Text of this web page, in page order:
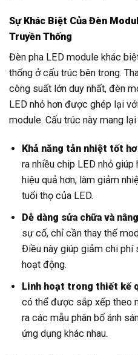
Sự Khác Biệt Của Đèn
Truyền Thống
Đèn pha LED module khác
thống ở cấu trúc bên trong.
công suất lớn duy nhất, đèn
LED nhỏ hơn được ghép lại
module. Cấu trúc này mang
Khả năng tản nhiệt tốt
ra nhiều chip LED nhỏ
hiệu quả hơn, làm giảm
tuổi thọ của LED.
Dễ dàng sửa chữa và
sự cố, chỉ cần thay thế
Điều này giúp giảm chi phí
hoạt động.
Linh hoạt trong thiết kế
có thể được sắp xếp theo
ra các mẫu phân bổ ánh
ứng dụng khác nhau.